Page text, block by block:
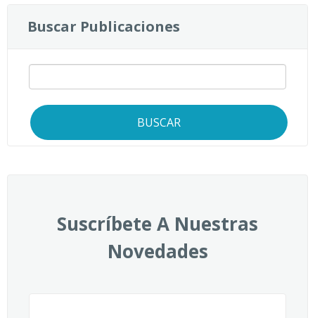
Buscar Publicaciones
BUSCAR
Suscríbete A Nuestras
Novedades